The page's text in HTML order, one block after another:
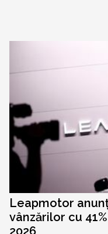
Leapmotor
vânzărilor cu